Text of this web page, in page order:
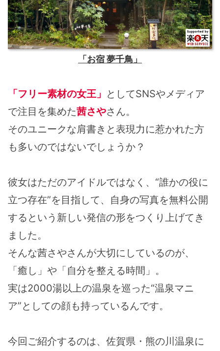
「お宿 夢千鳥」
「フリー素材の女王」 としてSNSやメディア
で注目を集めた茜さやさん。
そのユニークな肩書きと表現力に惹かれた方
も多いのではないでしょうか？
彼女はただのアイドルではなく、“誰かの役に
立つ存在”を目指して、自身の写真を無料公開
するという新しい発信の形をつくり上げてき
ました。
そんな茜さやさんが大切にしているのが、
「癒し」や「自分を整える時間」。
実は2000湯以上の温泉を巡った“温泉マニ
ア”としての顔も持っているんです。
今回ご紹介するのは、佐賀県・熊の川温泉に